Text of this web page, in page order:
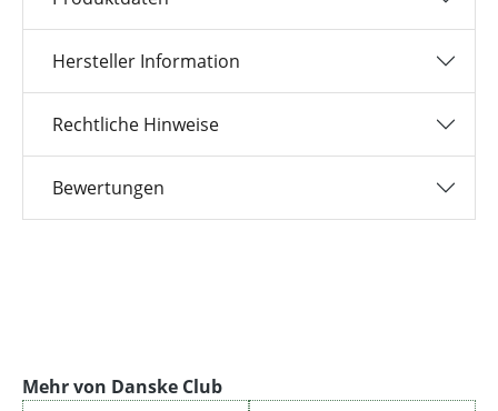
Hersteller Information
Rechtliche Hinweise
Bewertungen
Produktgalerie überspringen
Mehr von Danske Club